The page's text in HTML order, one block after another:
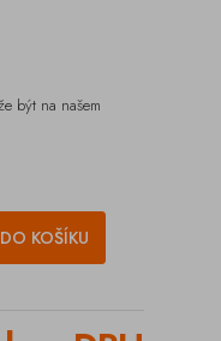
být na našem
KOŠÍKU